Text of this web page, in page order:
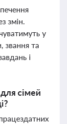
змін.
у
звання та
і
сімей